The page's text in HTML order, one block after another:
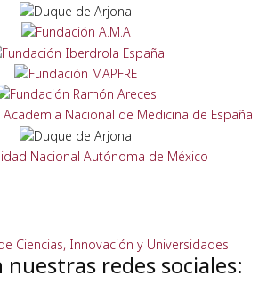
nuestras redes sociales: